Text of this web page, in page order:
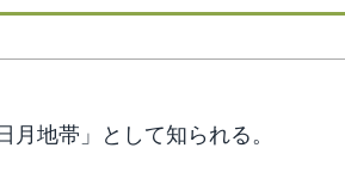
地帯」として知られる。